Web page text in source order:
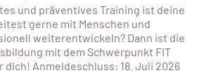
und präventives Training ist deine
gerne mit Menschen und
weiterentwickeln? Dann ist die
mit dem Schwerpunkt FIT
dich! Anmeldeschluss: 18. Juli 2026